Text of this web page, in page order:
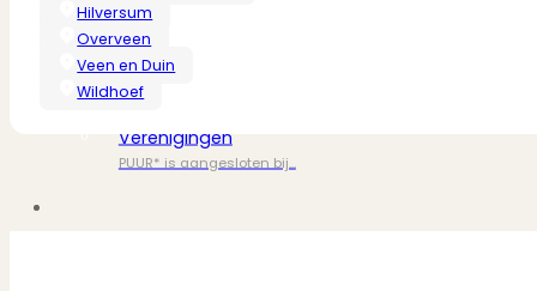
De kracht van 6 vestigingen!
Beoordelingen
Dit zeggen klanten over ons
Partners
Verenigingen
PUUR* is aangesloten bij...
Hilversum
Overveen
Veen en Duin
Wildhoef